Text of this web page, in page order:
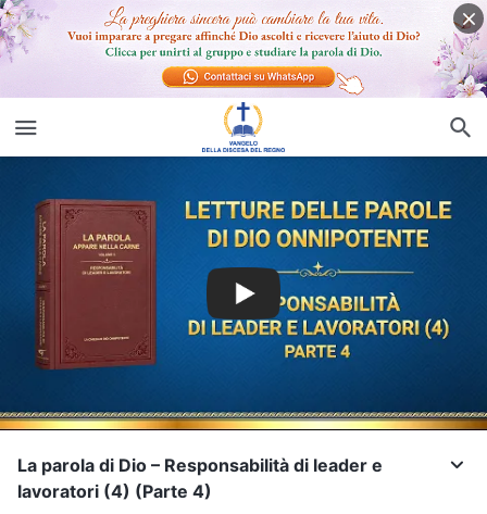
La parola di Dio – Responsabilità di leader e
lavoratori (4) (Parte 4)